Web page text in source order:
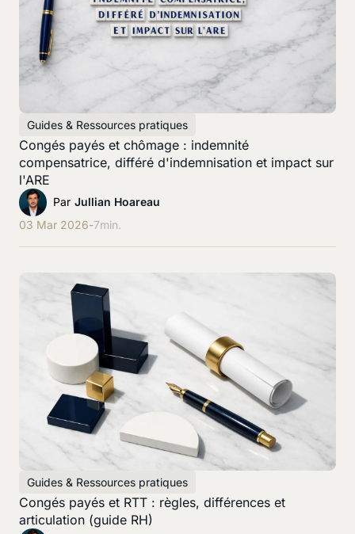
Guides & Ressources pratiques
Congés payés et chômage : indemnité
compensatrice, différé d'indemnisation et impact sur
l'ARE
Par Jullian Hoareau
03 Mar 2026-7min.
Guides & Ressources pratiques
Congés payés et RTT : règles, différences et
articulation (guide RH)